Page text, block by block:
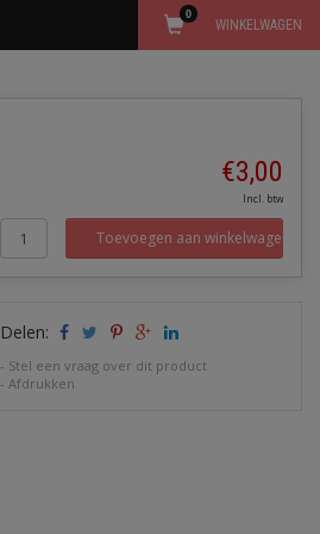
WINKELWAGEN
0
€3,00
Incl. btw
Toevoegen aan winkelwagen
Delen:
- Stel een vraag over dit product
-Afdrukken